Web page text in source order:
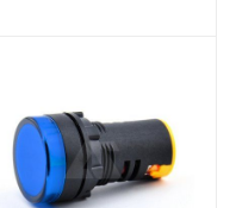
Количество в упаковке
Единицы измерения
123
Тип напряжения
VAC/DC